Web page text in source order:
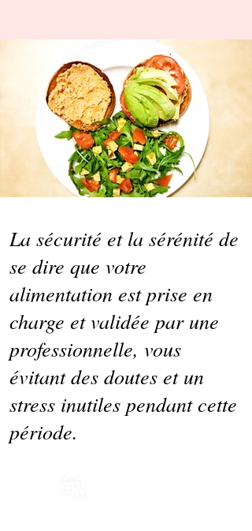
La sécurité et la sérénité de
se dire que votre
alimentation est prise en
charge et validée par une
professionnelle, vous
évitant des doutes et un
stress inutiles pendant cette
période.